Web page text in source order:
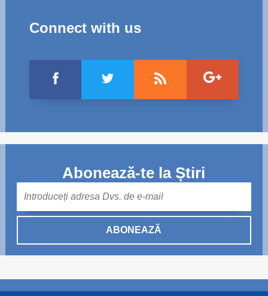
Connect with us
Abonează-te la Știri
ABONEAZĂ